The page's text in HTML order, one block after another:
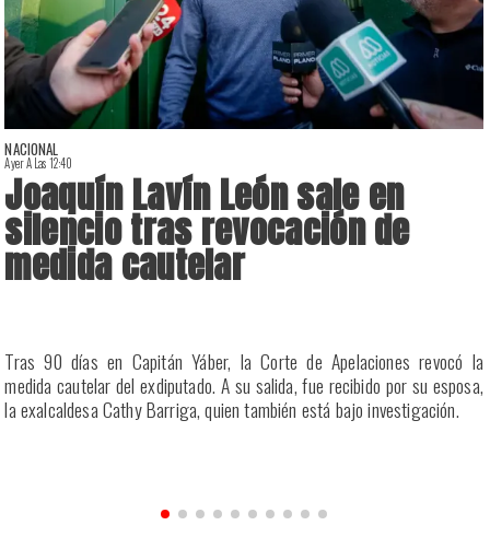
NACIONAL
Ayer A Las 12:40
Joaquín Lavín León sale en
silencio tras revocación de
medida cautelar
Tras 90 días en Capitán Yáber, la Corte de Apelaciones revocó la
medida cautelar del exdiputado. A su salida, fue recibido por su esposa,
la exalcaldesa Cathy Barriga, quien también está bajo investigación.